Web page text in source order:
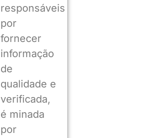
responsáveis
por
fornecer
informação
de
qualidade e
verificada,
é minada
por